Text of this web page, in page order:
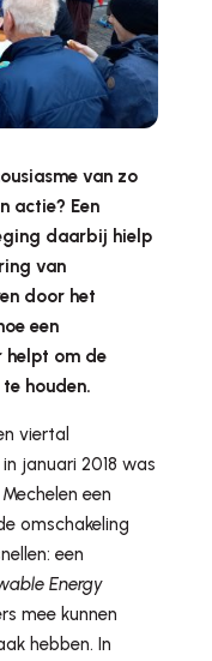
van zo
actie? Een
daarbij hielp
van
door het
een
helpt om de
houden.
viertal
januari 2018 was
een
omschakeling
een
Energy
mee kunnen
hebben. In